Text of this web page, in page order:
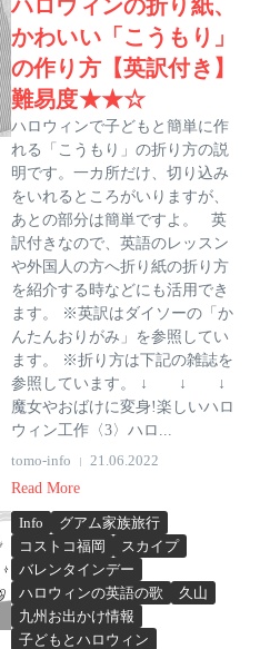
ハロウィンの折り紙、
かわいい「こうもり」
の作り方【英訳付き】
難易度★★☆
ハロウィンで子どもと簡単に作
れる「こうもり」の折り方の説
明です。一カ所だけ、切り込み
をいれるところがいりますが、
あとの部分は簡単ですよ。 英
訳付きなので、英語のレッスン
や外国人の方へ折り紙の折り方
を紹介する時などにも活用でき
ます。 ※英訳はダイソーの「か
んたんおりがみ」を参照してい
ます。 ※折り方は下記の雑誌を
参照しています。 ↓ ↓ ↓
魔女やおばけに変身!楽しいハロ
ウィン工作〈3〉ハロ...
tomo-info
21.06.2022
Read More
Info
グアム家族旅行
コストコ福岡
スカイプ
バレンタインデー
ハロウィンの英語の歌
久山
九州お出かけ情報
子どもとハロウィン